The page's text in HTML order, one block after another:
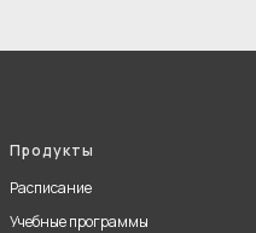
Продукты
Расписание
Учебные программы